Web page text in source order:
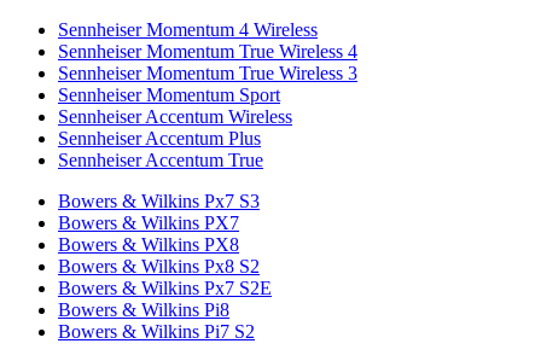
Sennheiser Momentum 4 Wireless
Sennheiser Momentum True Wireless 4
Sennheiser Momentum True Wireless 3
Sennheiser Momentum Sport
Sennheiser Accentum Wireless
Sennheiser Accentum Plus
Sennheiser Accentum True
Bowers & Wilkins Px7 S3
Bowers & Wilkins PX7
Bowers & Wilkins PX8
Bowers & Wilkins Px8 S2
Bowers & Wilkins Px7 S2E
Bowers & Wilkins Pi8
Bowers & Wilkins Pi7 S2